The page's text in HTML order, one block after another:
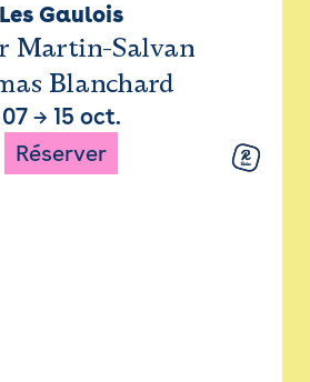
Les Gaulois
Martin-Salvan
Blanchard
07→ 15 oct.
Réserver